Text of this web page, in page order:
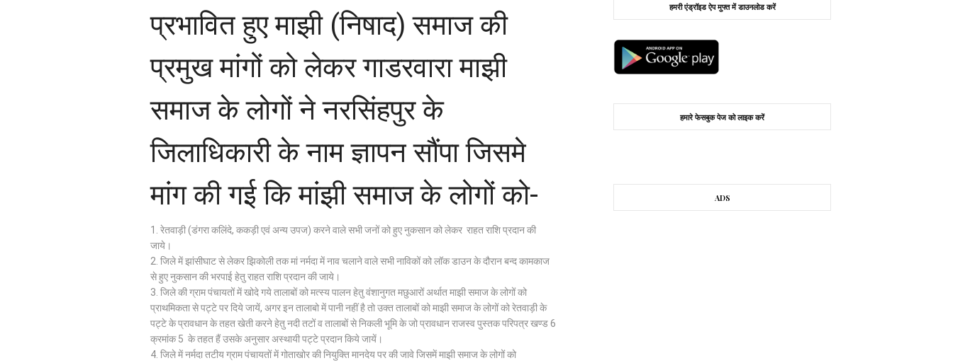
प्रभावित हुए माझी (निषाद) समाज की
प्रमुख मांगों को लेकर गाडरवारा माझी
समाज के लोगों ने नरसिंहपुर के
जिलाधिकारी के नाम ज्ञापन सौंपा जिसमे
मांग की गई कि मांझी समाज के लोगों को-
1. रेतवाड़ी (डंगरा कलिंदे, ककड़ी एवं अन्य उपज) करने वाले सभी जनों को हुए नुकसान को लेकर राहत राशि प्रदान की
जाये।
2. जिले में झांसीघाट से लेकर झिकोली तक मां नर्मदा में नाव चलाने वाले सभी नाविकों को लॉक डाउन के दौरान बन्द कामकाज
से हुए नुकसान की भरपाई हेतु राहत राशि प्रदान की जाये।
3. जिले की ग्राम पंचायतों में खोदे गये तालाबों को मत्स्य पालन हेतु वंशानुगत मछुआरों अर्थात माझी समाज के लोगों को
प्राथमिकता से पट्टे पर दिये जायें, अगर इन तालाबो में पानी नहीं है तो उक्त तालाबों को माझी समाज के लोगों को रेतवाड़ी के
पट्टे के प्रावधान के तहत खेती करने हेतु नदी तटों व तालाबों से निकली भूमि के जो प्रावधान राजस्व पुस्तक परिपत्र खण्ड 6
क्रमांक 5 के तहत हैं उसके अनुसार अस्थायी पट्टे प्रदान किये जायें।
4. जिले में नर्मदा तटीय ग्राम पंचायतों में गोताखोर की नियुक्ति मानदेय पर की जावे जिसमें माझी समाज के लोगों को
हमरी एंड्रॉइड ऐप मुफ्त में डाउनलोड करें
हमारे फेसबुक पेज को लाइक करें
ADS